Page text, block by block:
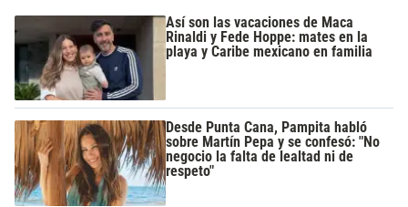
Así son las vacaciones de Maca
Rinaldi y Fede Hoppe: mates en la
playa y Caribe mexicano en familia
Desde Punta Cana, Pampita habló
sobre Martín Pepa y se confesó: "No
negocio la falta de lealtad ni de
respeto"